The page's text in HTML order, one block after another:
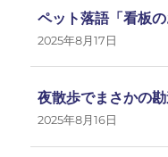
ペット落語「看板の
2025年8月17日
夜散歩でまさかの
2025年8月16日